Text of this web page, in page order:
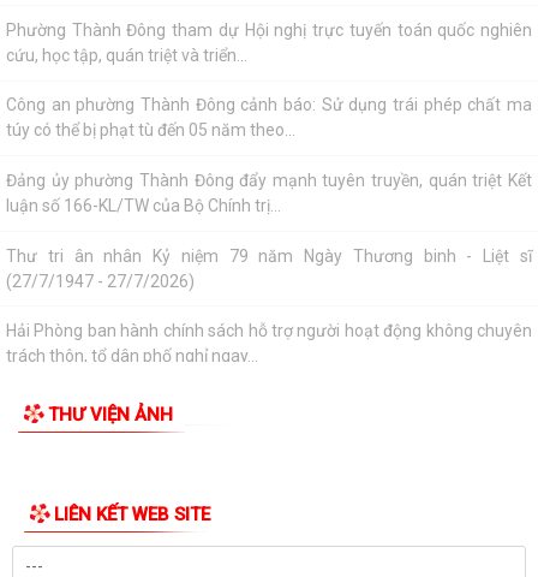
Đẩy mạnh tuyên truyền thực hiện Chương trình hành động của Thành
Tăng cường các giải pháp đấu tranh, ngăn chặn và xử lý hành vi xâm
Ủy ban nhân dân phường Thành Đông thông báo về việc chấm dứt
Đảng ủy phường Thành Đông đẩy mạnh tuyên truyền, thực hiện Nghị
Phường Thành Đông tăng cương phân loại chất thải rắn sinh hoạt tại
Phường Thành Đông tuyên truyền chương trình tuyển chọn thực tập
Phường Thành Đông tham dự Hội nghị trực tuyến toán quốc nghiên